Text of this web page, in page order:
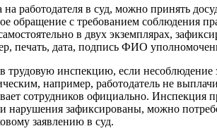
на работодателя в суд, можно принять
обращение с требованием соблюдения
в двух экземплярах,
печать, дата, подпись ФИО
трудовую инспекцию, если несоблюдение
например, работодатель не
сотрудников официально. Инспекция
нарушения зафиксированы, можно
заявлению в суд.